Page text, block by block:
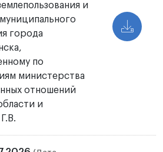
и
города
по
министерства
отношений
и